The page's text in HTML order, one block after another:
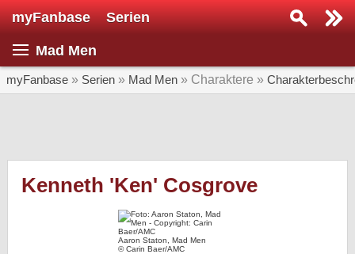
myFanbase Serien
Mad Men
myFanbase » Serien » Mad Men » Charaktere »
Kenneth 'Ken' Cosgrove
Aaron Staton, Mad Men
© Carin Baer/AMC
Serie suchen...
SERIEN
KULTUR